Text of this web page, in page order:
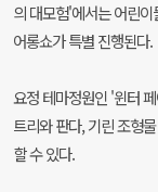
의 대모험'에서는 어린
어롱쇼가 특별 진행된다.
요정 테마정원인 '윈터
트리와 판다, 기린 조형
할 수 있다.